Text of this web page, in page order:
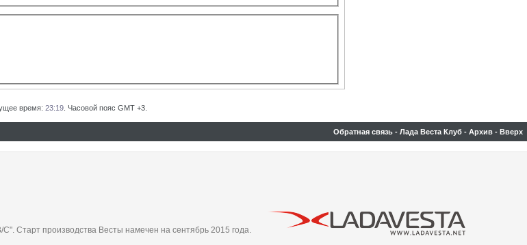
время: 23:19 . Часовой пояс GMT +3.
Обратная связь - Лада Веста Клуб - Архив - Вверх
Старт производства Весты намечен на сентябрь 2015 года.